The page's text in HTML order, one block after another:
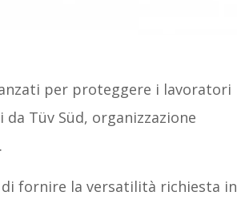
per proteggere i lavoratori
Tüv Süd, organizzazione
fornire la versatilità richiesta in